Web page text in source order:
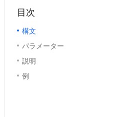
目次
構文
パラメーター
説明
例